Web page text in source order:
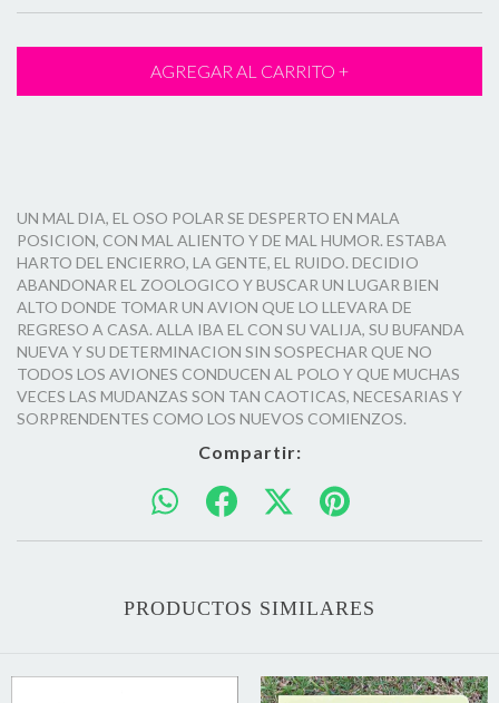
UN MAL DIA, EL OSO POLAR SE DESPERTO EN MALA
POSICION, CON MAL ALIENTO Y DE MAL HUMOR. ESTABA
HARTO DEL ENCIERRO, LA GENTE, EL RUIDO. DECIDIO
ABANDONAR EL ZOOLOGICO Y BUSCAR UN LUGAR BIEN
ALTO DONDE TOMAR UN AVION QUE LO LLEVARA DE
REGRESO A CASA. ALLA IBA EL CON SU VALIJA, SU BUFANDA
NUEVA Y SU DETERMINACION SIN SOSPECHAR QUE NO
TODOS LOS AVIONES CONDUCEN AL POLO Y QUE MUCHAS
VECES LAS MUDANZAS SON TAN CAOTICAS, NECESARIAS Y
SORPRENDENTES COMO LOS NUEVOS COMIENZOS.
Compartir:
PRODUCTOS SIMILARES